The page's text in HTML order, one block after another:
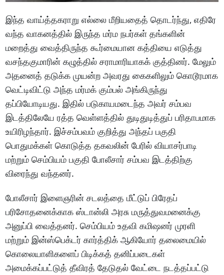
இந்த வாய்த்தகராறு எல்லை மீறியதைத் தொடர்ந்து, எதிரே
வந்த வாகனத்தில் இருந்த மர்ம நபர்கள் தங்களின்
மறைத்து வைத்திருந்த கூர்மையான கத்தியை எடுத்து
வசந்தகுமாரின் கழுத்தில் சராமாரியாகக் குத்தினர். மேலும்
அதனைத் தடுக்க முயன்ற அவரது கைகளிலும் கொடூரமாக
வெட்டிவிட்டு அந்த மர்மக் கும்பல் அங்கிருந்து
தப்பியோடியது. இதில் படுகாயமடைந்த அவர் சம்பவ
இடத்திலேயே ரத்த வெள்ளத்தில் துடிதுடித்துப் பரிதாபமாக
உயிரிழந்தார். இச்சம்பவம் குறித்து அந்தப் பகுதி
பொதுமக்கள் கொடுத்த தகவலின் பேரில் வியாசர்பாடி
மற்றும் செம்பியம் பகுதி போலீசார் சம்பவ இடத்திற்கு
விரைந்து வந்தனர்.
போலீசார் இளைஞரின் சடலத்தை மீட்டுப் பிரேதப்
பரிசோதனைக்காக ஸ்டான்லி அரசு மருத்துவமனைக்கு
அனுப்பி வைத்தனர். செம்பியம் உதவி கமிஷனர் முரளி
மற்றும் இன்ஸ்பெக்டர் கார்த்திக் ஆகியோர் தலைமையில்
கொலையாளிகளைப் பிடிக்கத் தனிப்படைகள்
அமைக்கப்பட்டுத் தீவிரத் தேடுதல் வேட்டை நடத்தப்பட்டு